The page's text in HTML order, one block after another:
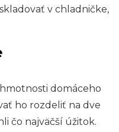
v chladničke,
domáceho
ho rozdeliť na dve
čo najväčší úžitok.